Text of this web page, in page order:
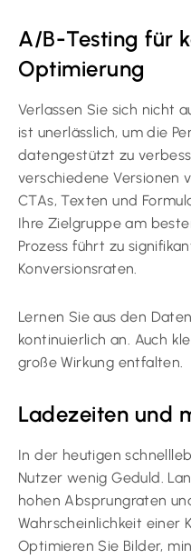
A/B-Testing für
Optimierung
Verlassen Sie sich nicht
ist unerlässlich, um die
datengestützt zu
verschiedene Versionen
CTAs, Texten und
Ihre Zielgruppe am
Prozess führt zu
Konversionsraten.
Lernen Sie aus den
kontinuierlich an. Auch
große Wirkung entfalten.
Ladezeiten und
In der heutigen
Nutzer wenig Geduld.
hohen Absprungraten
Wahrscheinlichkeit einer
Optimieren Sie Bilder,